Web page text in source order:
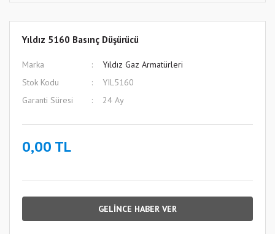
Yıldız 5160 Basınç Düşürücü
Marka
Yıldız Gaz Armatürleri
Stok Kodu
YIL5160
Garanti Süresi
24 Ay
0,00 TL
GELİNCE HABER VER